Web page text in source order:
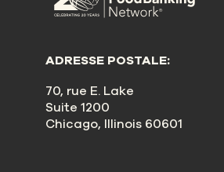
ADRESSE POSTALE:
70, rue E. Lake
Suite 1200
Chicago, Illinois 60601